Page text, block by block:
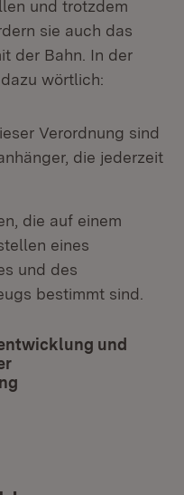
und trotzdem
sie auch das
der Bahn. In der
wörtlich:
Verordnung sind
die jederzeit
die auf einem
eines
und des
bestimmt sind.
und